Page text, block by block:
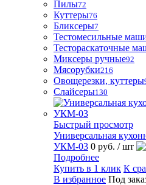
Пилы72
Куттеры76
Бликсеры7
Тестомесильные
Тестораскаточные
Миксеры ручные92
Мясорубки216
Овощерезки, куттеры
Слайсеры130
Быстрый просмотр
Универсальная
УКМ-03 0 руб. / шт
Подробнее
Купить в 1 клик К
В избранное Под